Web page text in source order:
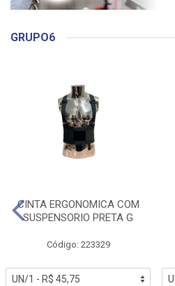
GRUPO6
CINTA ERGONOMICA COM
SUSPENSORIO PRETA G
Código: 223329